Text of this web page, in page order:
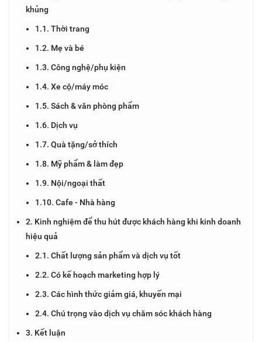
khủng
1.1. Thời trang
1.2. Mẹ và bé
1.3. Công nghệ/phụ kiện
1.4. Xe cộ/máy móc
1.5. Sách & văn phòng phẩm
1.6. Dịch vụ
1.7. Quà tặng/sở thích
1.8. Mỹ phẩm & làm đẹp
1.9. Nội/ngoại thất
1.10. Cafe - Nhà hàng
2. Kinh nghiệm để thu hút được khách hàng khi kinh doanh
hiệu quả
2.1. Chất lượng sản phẩm và dịch vụ tốt
2.2. Có kế hoạch marketing hợp lý
2.3. Các hình thức giảm giá, khuyến mại
2.4. Chú trọng vào dịch vụ chăm sóc khách hàng
3. Kết luận